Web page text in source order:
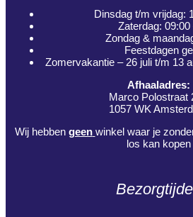
Dinsdag t/m vrijdag:
Zaterdag: 09:00
Zondag &
Feestdagen
Zomervakantie – 26 juli t/m 13
Afhaaladres:
Marco Polostraat
1057 WK
Wij hebben geen winkel waar je
los kan kopen